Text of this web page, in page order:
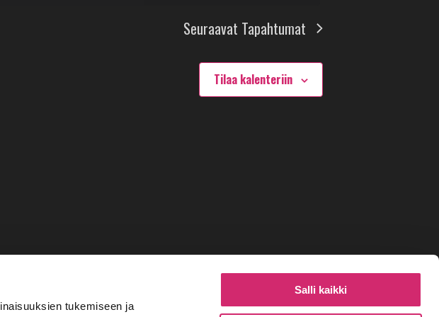
tukemiseen ja
Salli kaikki
Seuraavat Tapahtumat
Tilaa kalenteriin